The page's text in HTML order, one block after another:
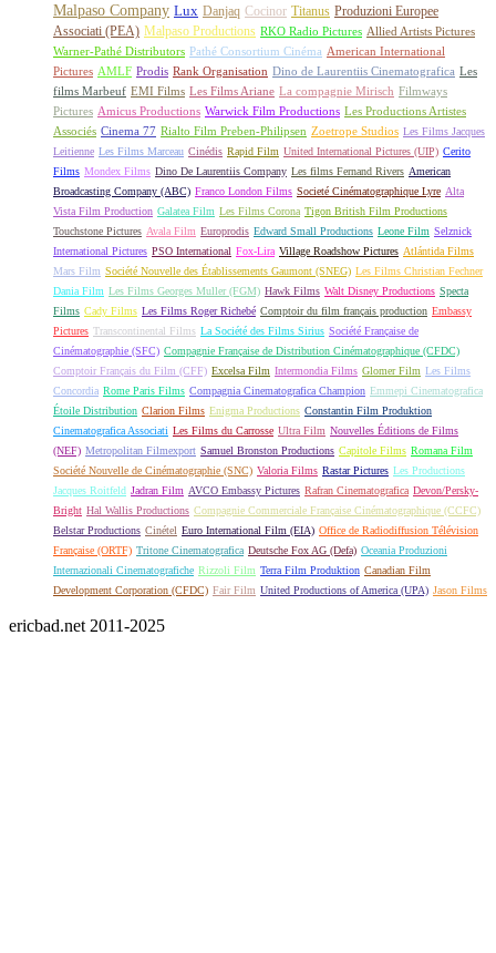
Malpaso Company Lux Danjaq Cocinor Titanus Produzioni Europee
Associati (PEA) Malpaso Productions RKO Radio Pictures Allied Artists Pictures
Warner-Pathé Distributors Pathé Consortium Cinéma American International
Pictures AMLF Prodis Rank Organisation Dino de Laurentiis Cinematografica Les
films Marbeuf EMI Films Les Films Ariane La compagnie Mirisch Filmways
Pictures Amicus Productions Warwick Film Productions Les Productions Artistes
Associés Cinema 77 Rialto Film Preben-Philipsen Zoetrope Studios Les Films Jacques
Leitienne Les Films Marceau Cinédis Rapid Film United International Pictures (UIP) Cerito
Films Mondex Films Dino De Laurentiis Company Les films Fernand Rivers American
Broadcasting Company (ABC) Franco London Films Societé Cinématographique Lyre Alta
Vista Film Production Galatea Film Les Films Corona Tigon British Film Productions
Touchstone Pictures Avala Film Europrodis Edward Small Productions Leone Film Selznick
International Pictures PSO International Fox-Lira Village Roadshow Pictures Atlántida Films
Mars Film Société Nouvelle des Établissements Gaumont (SNEG) Les Films Christian Fechner
Dania Film Les Films Georges Muller (FGM) Hawk Films Walt Disney Productions Specta
Films Cady Films Les Films Roger Richebé Comptoir du film français production Embassy
Pictures Transcontinental Films La Société des Films Sirius Société Française de
Cinématographie (SFC) Compagnie Française de Distribution Cinématographique (CFDC)
Comptoir Français du Film (CFF) Excelsa Film Intermondia Films Glomer Film Les Films
Concordia Rome Paris Films Compagnia Cinematografica Champion Emmepi Cinematografica
Étoile Distribution Clarion Films Enigma Productions Constantin Film Produktion
Cinematografica Associati Les Films du Carrosse Ultra Film Nouvelles Éditions de Films
(NEF) Metropolitan Filmexport Samuel Bronston Productions Capitole Films Romana Film
Société Nouvelle de Cinématographie (SNC) Valoria Films Rastar Pictures Les Productions
Jacques Roitfeld Jadran Film AVCO Embassy Pictures Rafran Cinematografica Devon/Persky-
Bright Hal Wallis Productions Compagnie Commerciale Française Cinématographique (CCFC)
Belstar Productions Cinétel Euro International Film (EIA) Office de Radiodiffusion Télévision
Française (ORTF) Tritone Cinematografica Deutsche Fox AG (Defa) Oceania Produzioni
Internazionali Cinematografiche Rizzoli Film Terra Film Produktion Canadian Film
Development Corporation (CFDC) Fair Film United Productions of America (UPA) Jason Films
ericbad.net 2011-2025